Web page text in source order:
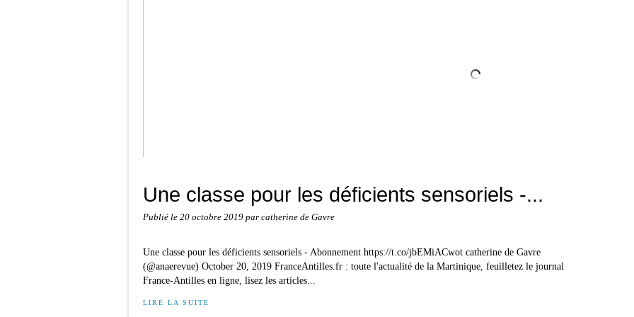
Une classe pour les déficients sensoriels -...
Publié le 20 octobre 2019 par catherine de Gavre
Une classe pour les déficients sensoriels - Abonnement https://t.co/jbEMiACwot catherine de Gavre
(@anaerevue) October 20, 2019 FranceAntilles.fr : toute l'actualité de la Martinique, feuilletez le journal
France-Antilles en ligne, lisez les articles...
LIRE LA SUITE